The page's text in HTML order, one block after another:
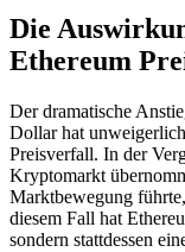
Die
Ethereum
Der dramatische
Dollar hat
Preisverfall. In der
Kryptomarkt
Marktbewegung
diesem Fall hat
sondern stattdessen